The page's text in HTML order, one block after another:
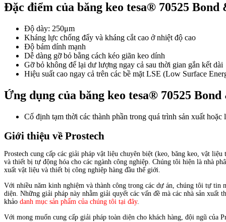
Đặc điểm của băng keo tesa® 70525 Bond
Độ dày: 250μm
Kháng lực chống đẩy và kháng cắt cao ở nhiệt độ cao
Độ bám dính mạnh
Dễ dàng gỡ bỏ bằng cách kéo giãn keo dính
Gỡ bỏ không để lại dư lượng ngay cả sau thời gian gắn kết dài
Hiệu suất cao ngay cả trên các bề mặt LSE (Low Surface
Ứng dụng của băng keo tesa® 70525
Cố định tạm thời các thành phần trong quá trình sản xuất hoặc
Giới thiệu về Prostech
Prostech cung cấp các giải pháp vật liệu chuyên biệt (keo, băng keo, vật
và thiết bị tự động hóa cho các ngành công nghiệp. Chúng tôi hiện là nhà
xuất vật liệu và thiết bị công nghiệp hàng đầu thế giới.
Với nhiều năm kinh nghiệm và thành công trong các dự án, chúng tôi tự tin
diện. Những giải pháp này nhằm giải quyết các vấn đề mà các nhà sản xuất
khảo danh mục sản phẩm của chúng tôi tại đây.
Với mong muốn cung cấp giải pháp toàn diện cho khách hàng, đội ngũ của